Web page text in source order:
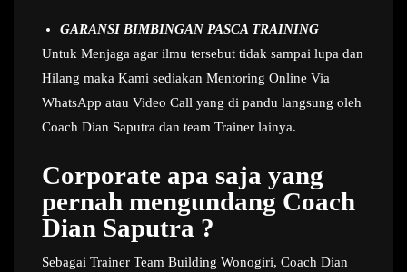
GARANSI BIMBINGAN PASCA TRAINING
Untuk Menjaga agar ilmu tersebut tidak sampai lupa dan
Hilang maka Kami sediakan Mentoring Online Via
WhatsApp atau Video Call yang di pandu langsung oleh
Coach Dian Saputra dan team Trainer lainya.
Corporate apa saja yang
pernah mengundang Coach
Dian Saputra ?
Sebagai Trainer Team Building Wonogiri, Coach Dian